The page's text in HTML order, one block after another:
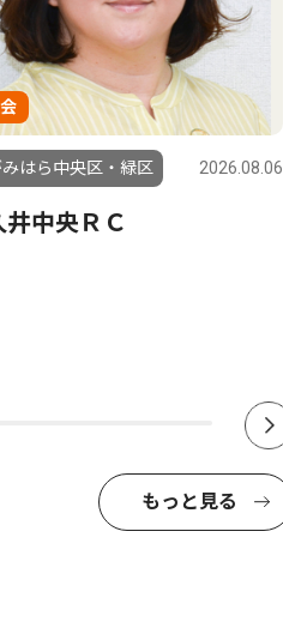
みはら中央区・緑区 2026.08.06
井中央ＲＣ
もっと見る